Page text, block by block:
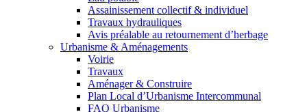
Assainissement collectif & individuel
Travaux hydrauliques
Avis préalable au retournement d’herbage
Urbanisme & Aménagements
Voirie
Travaux
Aménager & Construire
Plan Local d’Urbanisme Intercommunal
FAQ Urbanisme